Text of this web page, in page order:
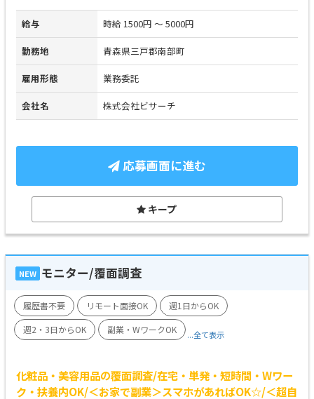
給与 時給 1500円 ～ 5000円
勤務地 青森県三戸郡南部町
雇用形態 業務委託
会社名 株式会社ビサーチ
応募画面に進む
キープ
NEW モニター/覆面調査
履歴書不要 リモート面接OK
週1日からOK
週2・3日からOK
副業・WワークOK ...全て表示
化粧品・美容用品の覆面調査/在宅・単発・短時間・Wワー
ク・扶養内OK/＜お家で副業＞スマホがあればOK☆/＜超自